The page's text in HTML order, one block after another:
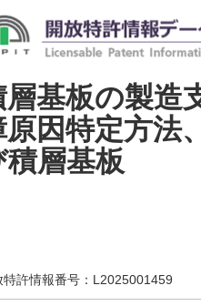
層基板の製造
原因特定方法
積層基板
特許情報番号： L2025001459